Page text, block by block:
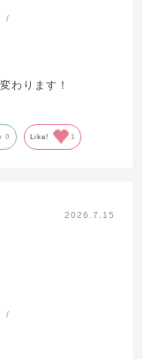
わります！
0 Like! 1
2026.7.15